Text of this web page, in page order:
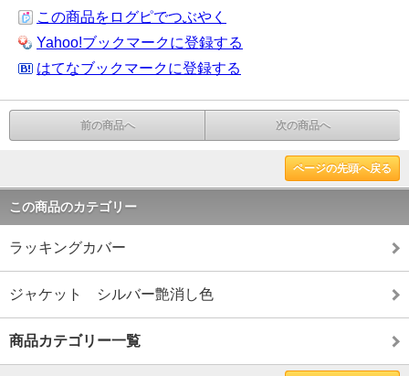
この商品をログピでつぶやく
Yahoo!ブックマークに登録する
はてなブックマークに登録する
前の商品へ 次の商品へ
ページの先頭へ戻る
この商品のカテゴリー
ラッキングカバー
ジャケット シルバー艶消し色
商品カテゴリー一覧